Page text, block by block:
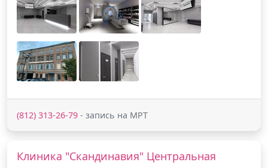
(812) 313-26-79 - запись на МРТ
Клиника "Скандинавия" Центральная